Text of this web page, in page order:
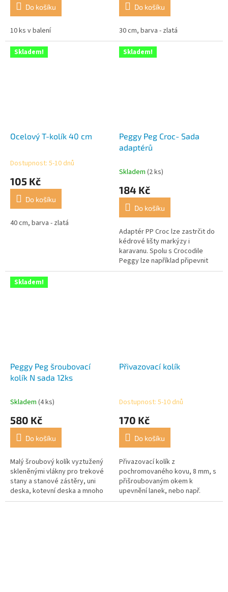
Do košíku
10 ks v balení
Do košíku
30 cm, barva - zlatá
Skladem!
Ocelový T-kolík 40 cm
Průměrné
produktu
3,5
5
Dostupnost: 5-10 dnů
105 Kč
Do košíku
40 cm, barva - zlatá
Skladem!
Peggy Peg Croc- Sada
adaptérů
Skladem (2 ks)
184 Kč
Do košíku
Adaptér PP Croc lze zastrčit do
kédrové lišty markýzy i
karavanu. Spolu s Crocodile
Peggy lze například připevnit
napínací pás.
Skladem!
Peggy Peg šroubovací
kolík N sada 12ks
Skladem (4 ks)
580 Kč
Do košíku
Malý šroubový kolík vyztužený
skleněnými vlákny pro trekové
stany a stanové zástěry, uni
deska, kotevní deska a mnoho
dalšího.
Přivazovací kolík
Dostupnost: 5-10 dnů
170 Kč
Do košíku
Přivazovací kolík z
pochromovaného kovu, 8 mm, s
přišroubovaným okem k
upevnění lanek, nebo např.
psích vodítek.